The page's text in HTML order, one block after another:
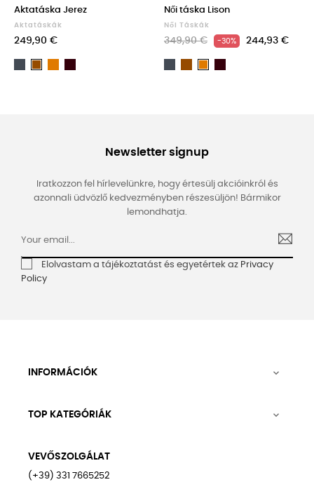
Aktatáska Jerez
Aktatáskák
249,90 €
Női táska Lison
Női Táskák
349,90 € -30% 244,93 €
Newsletter signup
Iratkozzon fel hírlevelünkre, hogy értesülj akcióinkról és
azonnali üdvözlő kedvezményben részesüljön! Bármikor
lemondhatja.
Elolvastam a tájékoztatást és egyetértek az Privacy
Policy
INFORMÁCIÓK 
TOP KATEGÓRIÁK 
VEVŐSZOLGÁLAT
(+39) 331 7665252